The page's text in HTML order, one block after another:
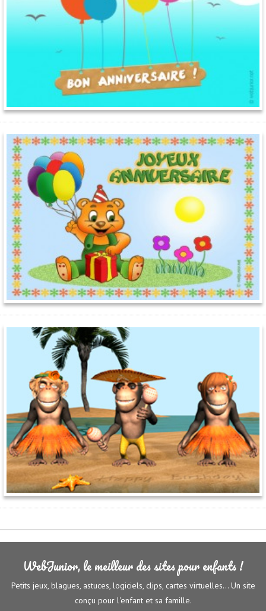
WebJunior, le meilleur des sites pour enfants !
Petits jeux, blagues, astuces, logiciels, clips, cartes virtuelles... Un site
conçu pour l'enfant et sa famille.